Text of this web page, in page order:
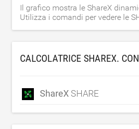
Il grafico mostra le ShareX
Utilizza i comandi per vedere le
CALCOLATRICE SHAREX.
ShareX SHARE